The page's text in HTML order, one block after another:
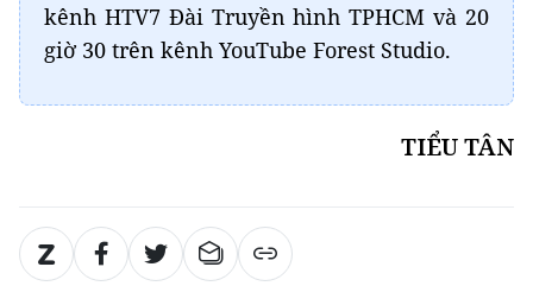
kênh HTV7 Đài Truyền hình TPHCM và 20
giờ 30 trên kênh YouTube Forest Studio.
TIỂU TÂN